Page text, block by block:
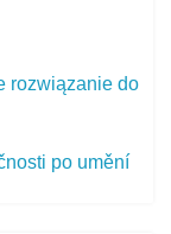
rozwiązanie do
po umění